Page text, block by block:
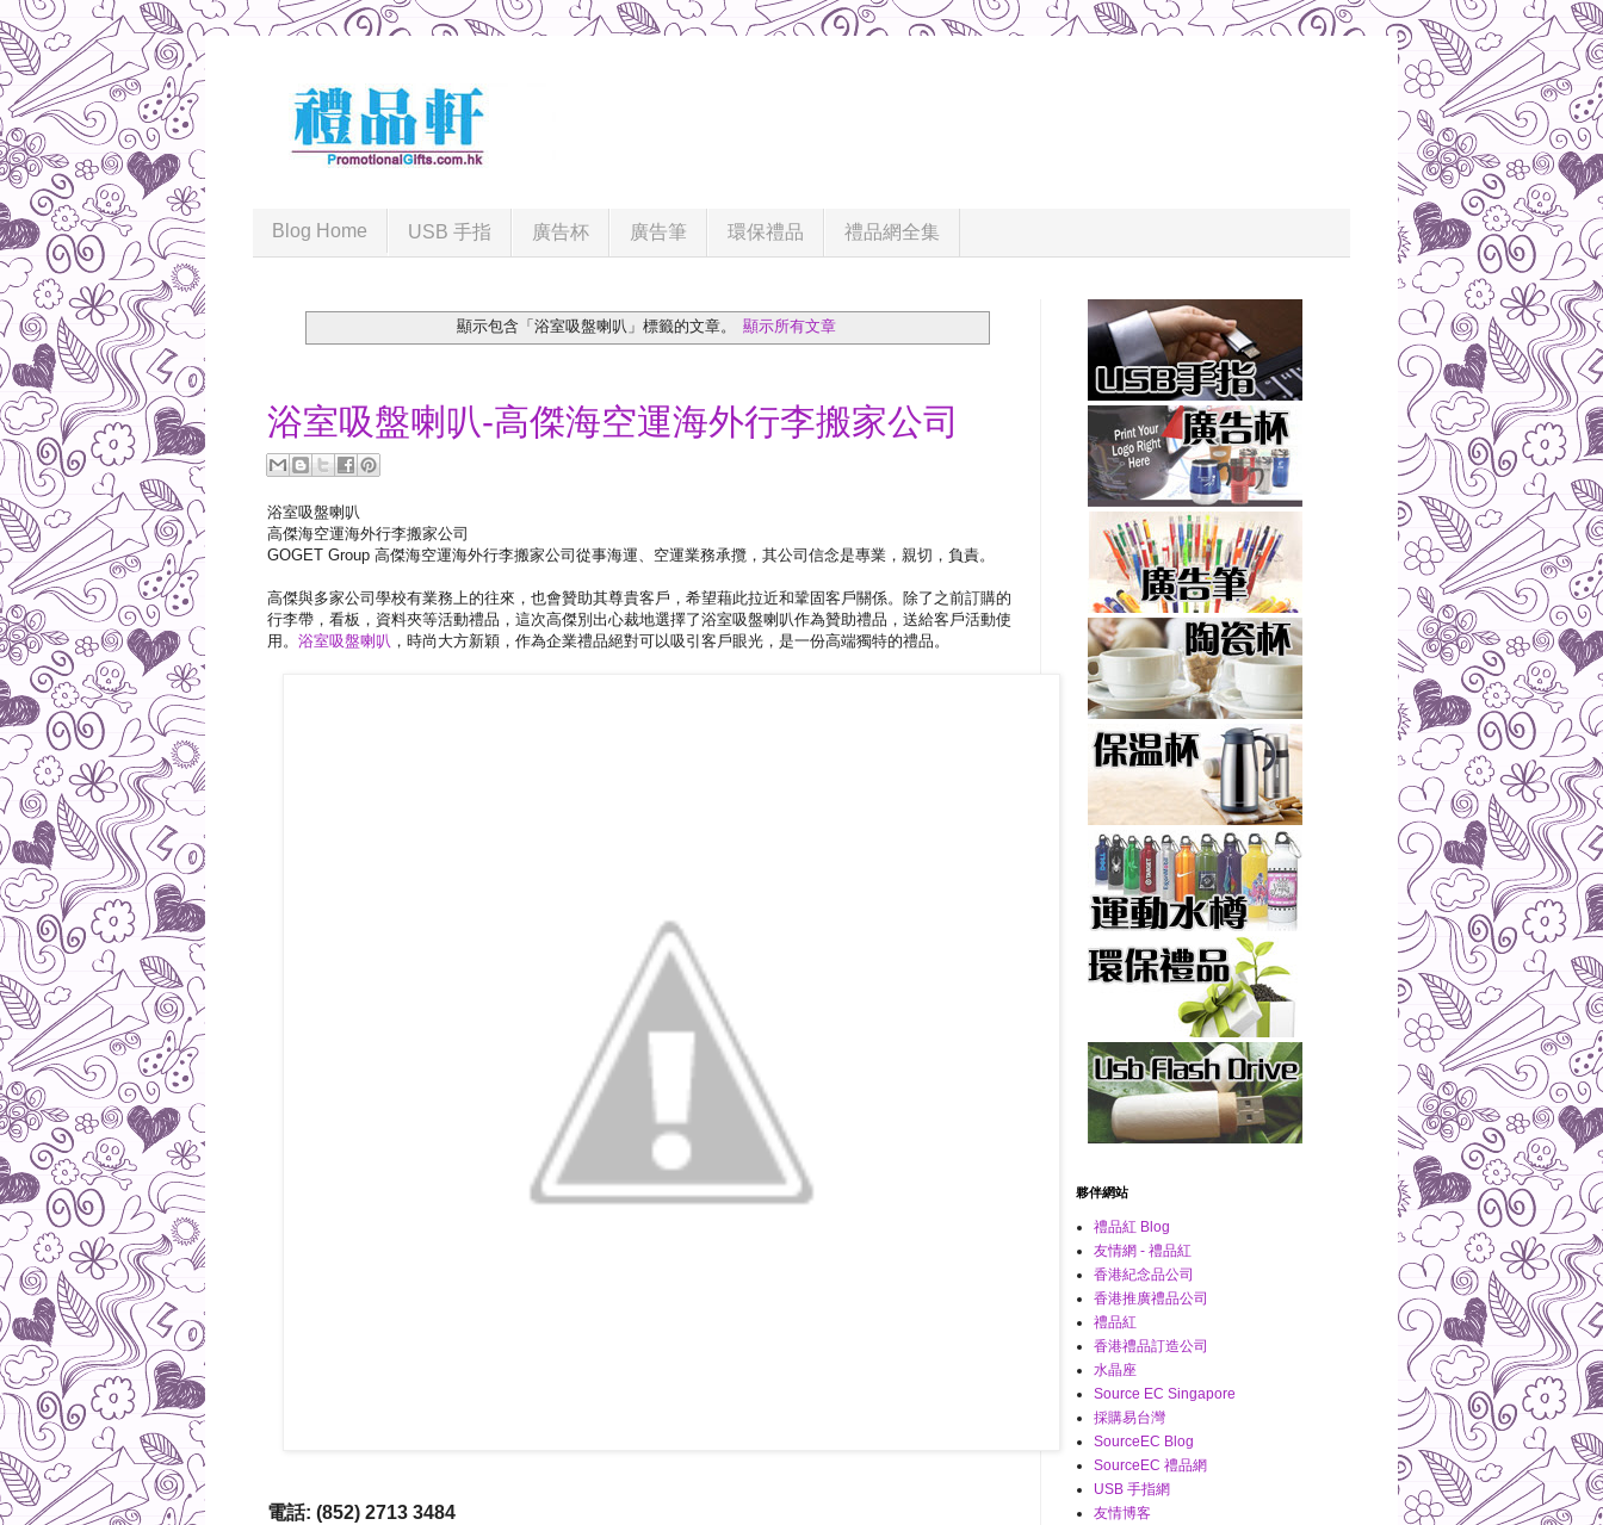
Blog Home USB 手指 廣告杯 廣告筆 環保禮品 禮品網全集
顯示包含「浴室吸盤喇叭」標籤的文章。 顯示所有文章
浴室吸盤喇叭-高傑海空運海外行李搬家公司
浴室吸盤喇叭
高傑海空運海外行李搬家公司
GOGET Group 高傑海空運海外行李搬家公司從事海運、空運業務承攬，其公司信念是專業，親切，負責。
高傑與多家公司學校有業務上的往來，也會贊助其尊貴客戶，希望藉此拉近和鞏固客戶關係。除了之前訂購的
行李帶，看板，資料夾等活動禮品，這次高傑別出心裁地選擇了浴室吸盤喇叭作為贊助禮品，送給客戶活動使
用。 浴室吸盤喇叭 ，時尚大方新穎，作為企業禮品絕對可以吸引客戶眼光，是一份高端獨特的禮品。
電話: (852) 2713 3484
夥伴網站
禮品紅 Blog
友情網 - 禮品紅
香港紀念品公司
香港推廣禮品公司
禮品紅
香港禮品訂造公司
水晶座
Source EC Singapore
採購易台灣
SourceEC Blog
SourceEC 禮品網
USB 手指網
友情博客